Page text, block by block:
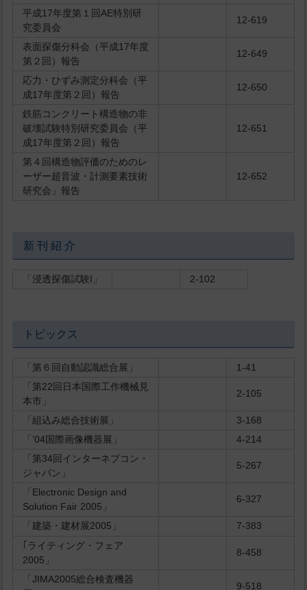
平成17年度第１回AE特別研
究委員会
12-619
表面探傷分科会（平成17年度
第２回）報告
12-649
応力・ひずみ測定分科会（平
成17年度第２回）報告
12-650
鉄筋コンクリート構造物の非
破壊試験特別研究委員会（平
成17年度第２回）報告
12-651
第４回構造物評価のためのレ
ーザー超音波・計測要素技術
研究会」報告
12-652
新 刊 紹 介
「浸透探傷試験I」 2-102
トピックス
「第６回自動認識総合展」
1-41
「第22回日本国際工作機械見
本市」
2-105
「組込み総合技術展」
3-168
「’04国際画像機器展」
4-214
「第34回インターネプコン・
ジャパン」
5-267
「Electronic Design and
Solution Fair 2005」
6-327
「建築・建材展2005」
7-383
｢ライティング・フェア
2005」
8-458
「JIMA2005総合検査機器
9-518